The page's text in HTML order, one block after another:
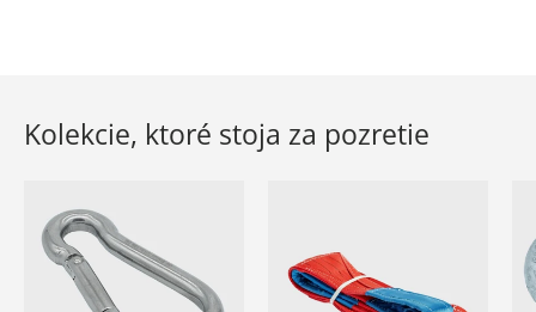
Kolekcie, ktoré stoja za pozretie